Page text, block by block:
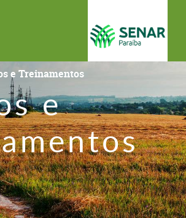
e Treinamentos
e